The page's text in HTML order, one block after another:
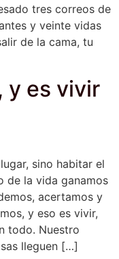
tres correos de
y veinte vidas
de la cama, tu
y es vivir
sino habitar el
de la vida ganamos
acertamos y
y eso es vivir,
todo. Nuestro
lleguen […]